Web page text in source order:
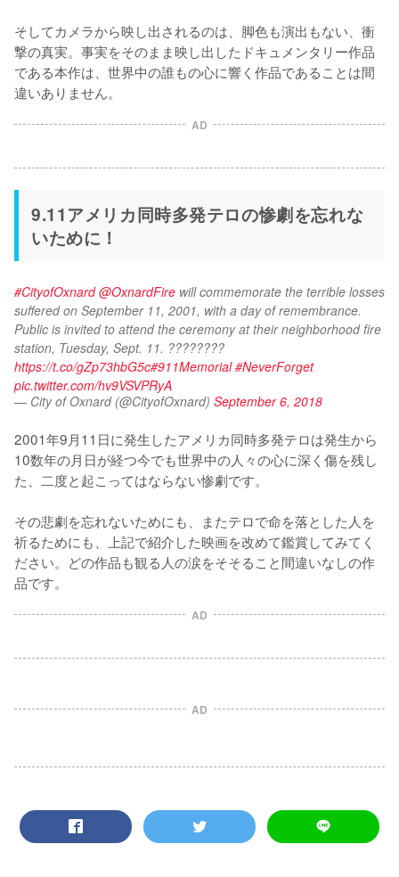
そしてカメラから映し出されるのは、脚色も演出もない、衝
撃の真実。事実をそのまま映し出したドキュメンタリー作品
である本作は、世界中の誰もの心に響く作品であることは間
AD
9.11アメリカ同時多発テロの惨劇を忘れな
いために！
#CityofOxnard @OxnardFire will commemorate the terrible losses
suffered on September 11, 2001, with a day of remembrance.
Public is invited to attend the ceremony at their neighborhood fire
https://t.co/gZp73hbG5c#911Memorial #NeverForget
pic.twitter.com/hv9VSVPRyA
— City of Oxnard (@CityofOxnard) September 6, 2018
2001年9月11日に発生したアメリカ同時多発テロは発生から
10数年の月日が経つ今でも世界中の人々の心に深く傷を残し
た、二度と起こってはならない惨劇です。
その悲劇を忘れないためにも、またテロで命を落とした人を
祈るためにも、上記で紹介した映画を改めて鑑賞してみてく
ださい。どの作品も観る人の涙をそそること間違いなしの作
AD
AD